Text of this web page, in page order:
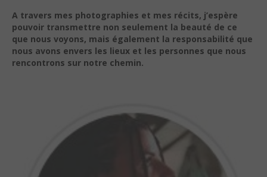
A travers mes photographies et mes récits, j’espère
pouvoir transmettre non seulement la beauté de ce
que nous voyons, mais également la responsabilité que
nous avons envers les lieux et les personnes que nous
rencontrons sur notre chemin.